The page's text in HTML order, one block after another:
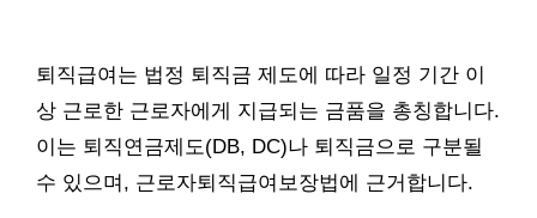
퇴직급여는 법정 퇴직금 제도에 따라 일정 기간 이
상 근로한 근로자에게 지급되는 금품을 총칭합니다.
이는 퇴직연금제도(DB, DC)나 퇴직금으로 구분될
수 있으며, 근로자퇴직급여보장법에 근거합니다.